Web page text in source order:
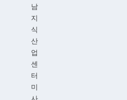
남
지
식
산
업
센
터
미